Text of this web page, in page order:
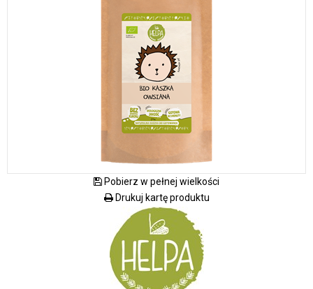
Pobierz w pełnej wielkości
Drukuj kartę produktu